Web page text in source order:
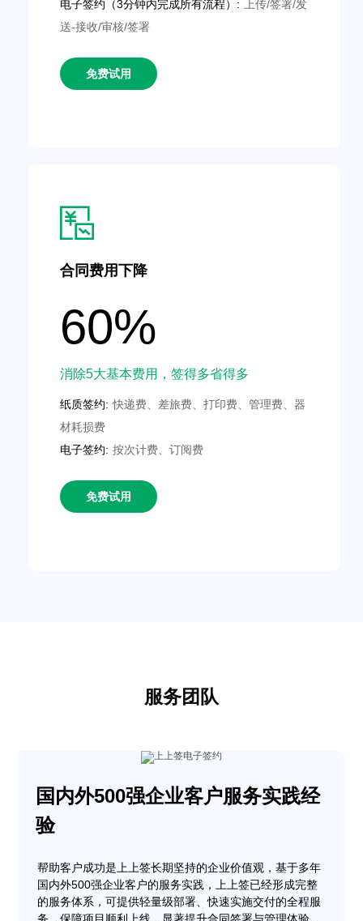
电子签约（3分钟内完成所有流程）:
上传/签署/发
送-接收/审核/签署
免费试用
合同费用下降
60%
消除5大基本费用，签得多省得多
纸质签约:快递费、差旅费、打印费、管理费、器
材耗损费
电子签约: 按次计费、订阅费
免费试用
服务团队
国内外500强企业客户服务实践经
验
帮助客户成功是上上签长期坚持的企业价值观，基于多年
国内外500强企业客户的服务实践，上上签已经形成完整
的服务体系，可提供轻量级部署、快速实施交付的全程服